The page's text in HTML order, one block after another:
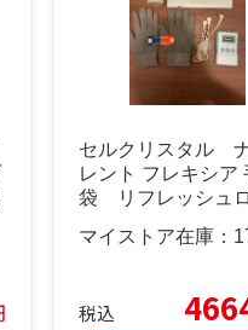
セルクリスタル
レント フレキシア
袋 リフレッシュ
マイストア在庫：
税込